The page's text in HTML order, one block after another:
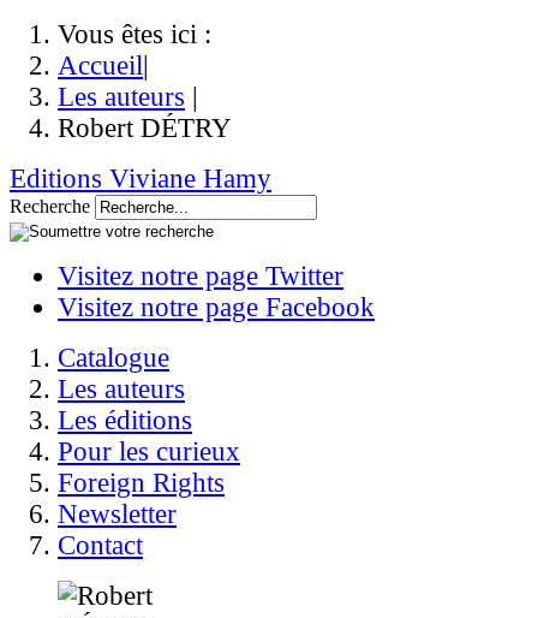
Vous êtes ici :
Accueil|
Les auteurs |
Robert DÉTRY
Editions Viviane Hamy
Recherche
Visitez notre page Twitter
Visitez notre page Facebook
Catalogue
Les auteurs
Les éditions
Pour les curieux
Foreign Rights
Newsletter
Contact